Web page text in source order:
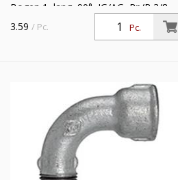
Bogen 1, lang, 90°, IG/AG, Rp/R 3/8,
Betriebstemperatur -20 °C bis 300 °C,
schwarzer Temperguss, feuerverzinkt,
Pc.
3.59 / Pc.